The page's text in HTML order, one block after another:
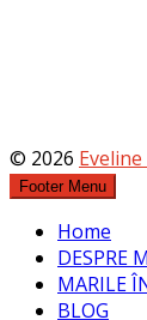
© 2026
Footer Menu
Home
DESPRE
MARILE
BLOG